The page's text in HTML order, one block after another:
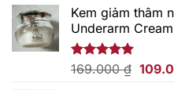
5 sao
là:
Kem giảm thâm
Underarm
Được xếp
169.000₫ Giá